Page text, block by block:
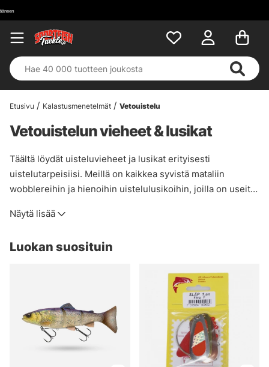
Etusivu Kalastusmenetelmät Vetouistelu
Vetouistelun vieheet & lusikat
Täältä löydät uisteluvieheet ja lusikat erityisesti
uistelutarpeisiisi. Meillä on kaikkea syvistä mataliin
wobblereihin ja hienoihin uistelulusikoihin, joilla on useita
vieheiden pidikkeitä.
Näytä lisää
Luokan suosituin